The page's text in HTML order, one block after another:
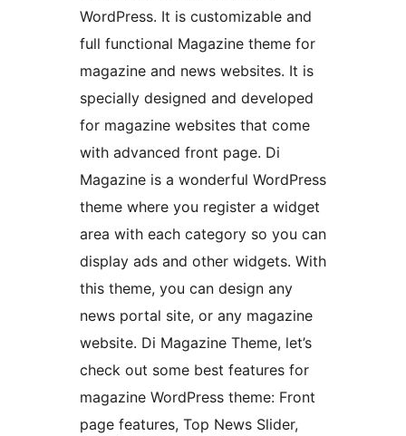
WordPress. It is customizable and
full functional Magazine theme for
magazine and news websites. It is
specially designed and developed
for magazine websites that come
with advanced front page. Di
Magazine is a wonderful WordPress
theme where you register a widget
area with each category so you can
display ads and other widgets. With
this theme, you can design any
news portal site, or any magazine
website. Di Magazine Theme, let’s
check out some best features for
magazine WordPress theme: Front
page features, Top News Slider,